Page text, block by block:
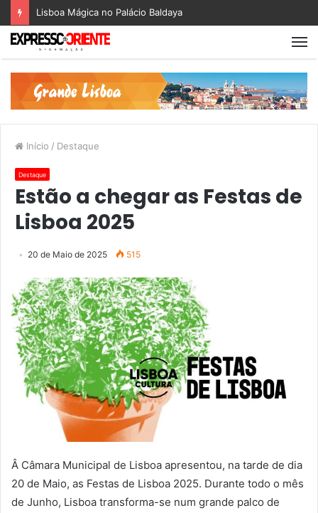
Lisboa Mágica no Palácio Baldaya
Início / Destaque
Destaque
Estão a chegar as Festas de
Lisboa 2025
20 de Maio de 2025 515
Â Câmara Municipal de Lisboa apresentou, na tarde de dia
20 de Maio, as Festas de Lisboa 2025. Durante todo o mês
de Junho, Lisboa transforma-se num grande palco de